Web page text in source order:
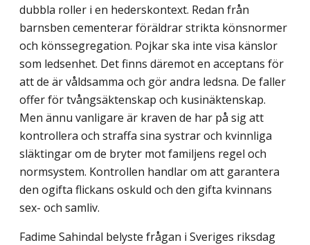
dubbla roller i en hederskontext. Redan från
barnsben cementerar föräldrar strikta könsnormer
och könssegregation. Pojkar ska inte visa känslor
som ledsenhet. Det finns däremot en acceptans för
att de är våldsamma och gör andra ledsna. De faller
offer för tvångsäktenskap och kusin­äktenskap.
Men ännu vanligare är kraven de har på sig att
kontrollera och straffa sina systrar och kvinnliga
släktingar om de bryter mot familjens regel och
normsystem. Kontrollen handlar om att garantera
den ogifta flickans oskuld och den gifta kvinnans
sex- och samliv.
Fadime Sahindal belyste frågan i Sveriges riksdag